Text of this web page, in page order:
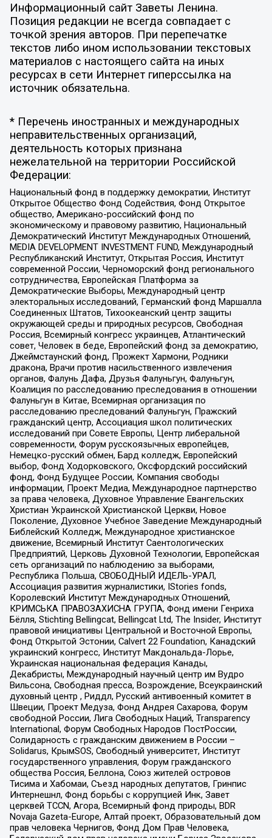
Информационный сайт Заветы Ленина.
Позиция редакции не всегда совпадает с
точкой зрения авторов. При перепечатке
текстов либо ином использовании текстовых
материалов с настоящего сайта на иных
ресурсах в сети Интернет гиперссылка на
источник обязательна.
* Перечень иностранных и международных
неправительственных организаций,
деятельность которых признана
нежелательной на территории Российской
Федерации:
Национальный фонд в поддержку демократии, Институт
Открытое Общество Фонд Содействия, Фонд Открытое
общество, Американо-российский фонд по
экономическому и правовому развитию, Национальный
Демократический Институт Международных Отношений,
MEDIA DEVELOPMENT INVESTMENT FUND, Международный
Республиканский Институт, Открытая Россия, Институт
современной России, Черноморский фонд регионального
сотрудничества, Европейская Платформа за
Демократические Выборы, Международный центр
электоральных исследований, Германский фонд Маршалла
Соединенных Штатов, Тихоокеанский центр защиты
окружающей среды и природных ресурсов, Свободная
Россия, Всемирный конгресс украинцев, Атлантический
совет, Человек в беде, Европейский фонд за демократию,
Джеймстаунский фонд, Прожект Хармони, Родники
дракона, Врачи против насильственного извлечения
органов, Фалунь Дафа, Друзья Фалуньгун, Фалуньгун,
Коалиция по расследованию преследования в отношении
Фалуньгун в Китае, Всемирная организация по
расследованию преследований Фалуньгун, Пражский
гражданский центр, Ассоциация школ политических
исследований при Совете Европы, Центр либеральной
современности, Форум русскоязычных европейцев,
Немецко-русский обмен, Бард колледж, Европейский
выбор, Фонд Ходорковского, Оксфордский российский
фонд, Фонд Будущее России, Компания свободы
информации, Проект Медиа, Международное партнерство
за права человека, Духовное Управление Евангельских
Христиан Украинской Христианской Церкви, Новое
Поколение, Духовное Учебное Заведение Международный
Библейский Колледж, Международное христианское
движение, Всемирный Институт Саентологических
Предприятий, Церковь Духовной Технологии, Европейская
сеть организаций по наблюдению за выборами,
Республика Польша, СВОБОДНЫЙ ИДЕЛЬ-УРАЛ,
Ассоциация развития журналистики, IStories fonds,
Королевский Институт Международных Отношений,
КРИМСЬКА ПРАВОЗАХИСНА ГРУПА, Фонд имени Генриха
Бёлля, Stichting Bellingcat, Bellingcat Ltd, The Insider, Институт
правовой инициативы Центральной и Восточной Европы,
Фонд Открытой Эстонии, Calvert 22 Foundation, Канадский
украинский конгресс, Институт Макдональда-Лорье,
Украинская национальная федерация Канады,
Декабристы, Международный научный центр им Вудро
Вильсона, Свободная пресса, Возрождение, Всеукраинский
духовный центр , Риддл, Русский антивоенный комитет в
Швеции, Проект Медуза, Фонд Андрея Сахарова, Форум
свободной России, Лига Свободных Наций, Transparеncy
International, Форум Свободных Народов ПостРоссии,
Солидарность с гражданским движением в России –
Solidarus, КрымSOS, Свободный университет, Институт
государственного управления, Форум гражданского
общества Россия, Беллона, Союз жителей островов
Тисима и Хабомаи, Съезд народных депутатов, Гринпис
Интернешнл, Фонд борьбы с коррупцией Инк, Завет
церквей TCCN, Агора, Всемирный фонд природы, BDR
Novaja Gazeta-Europe, Алтай проект, Образовательный дом
прав человека Чернигов, Фонд Дом Прав Человека,